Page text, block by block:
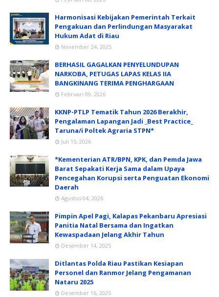
Harmonisasi Kebijakan Pemerintah Terkait
Pengakuan dan Perlindungan Masyarakat
Hukum Adat di Riau
November 24, 2025
BERHASIL GAGALKAN PENYELUNDUPAN
NARKOBA, PETUGAS LAPAS KELAS IIA
BANGKINANG TERIMA PENGHARGAAN
Februari 09, 2026
KKNP-PTLP Tematik Tahun 2026 Berakhir,
Pengalaman Lapangan Jadi _Best Practice_
Taruna/i Poltek Agraria STPN*
Juli 15, 2026
*Kementerian ATR/BPN, KPK, dan Pemda Jawa
Barat Sepakati Kerja Sama dalam Upaya
Pencegahan Korupsi serta Penguatan Ekonomi
Daerah
Agustus 04, 2026
Pimpin Apel Pagi, Kalapas Pekanbaru Apresiasi
Panitia Natal Bersama dan Ingatkan
Kewaspadaan Jelang Akhir Tahun
Desember 14, 2025
Ditlantas Polda Riau Pastikan Kesiapan
Personel dan Ranmor Jelang Pengamanan
Nataru 2025
Desember 16, 2025